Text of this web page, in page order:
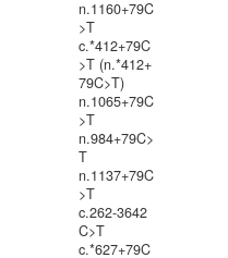
n.1160+79C
>T
c.*412+79C
>T (n.*412+
79C>T)
n.1065+79C
>T
n.984+79C>
T
n.1137+79C
>T
c.262-3642
C>T
c.*627+79C